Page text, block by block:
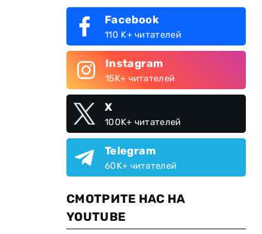
Facebook
110 K+ читателей
Instagram
15K+ читателей
X
100K+ читателей
Telegram
60K+ читателей
СМОТРИТЕ НАС НА
YOUTUBE